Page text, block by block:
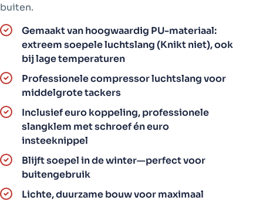
buiten.
Gemaakt van hoogwaardig PU-materiaal:
extreem soepele luchtslang (Knikt niet), ook
bij lage temperaturen
Professionele compressor luchtslang voor
middelgrote tackers
Inclusief euro koppeling, professionele
slangklem met schroef én euro
insteeknippel
Blijft soepel in de winter—perfect voor
buitengebruik
Lichte, duurzame bouw voor maximaal